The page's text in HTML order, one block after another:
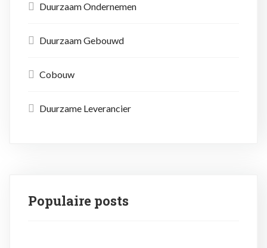
Duurzaam Ondernemen
Duurzaam Gebouwd
Cobouw
Duurzame Leverancier
Populaire posts